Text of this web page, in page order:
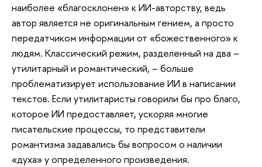
наиболее «благосклонен» к ИИ-авторству, ведь
автор является не оригинальным гением, а просто
передатчиком информации от «божественного» к
людям. Классический режим, разделенный на два –
утилитарный и романтический, – больше
проблематизирует использование ИИ в написании
текстов. Если утилитаристы говорили бы про благо,
которое ИИ предоставляет, ускоряя многие
писательские процессы, то представители
романтизма задавались бы вопросом о наличии
«духа» у определенного произведения.